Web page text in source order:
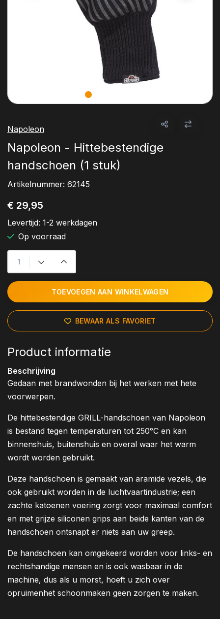
Napoleon
Napoleon - Hittebestendige
handschoen (1 stuk)
Artikelnummer: 62145
€ 29,95
Levertijd: 1-2 werkdagen
Op voorraad
TOEVOEGEN AAN WINKELWAGEN
BEWAAR ALS FAVORIET
Product informatie
Beschrijving
Gedaan met brandwonden bij het werken met hete
voorwerpen.
De hittebestendige GRILL-handschoen van Napoleon
is bestand tegen temperaturen tot 250°C en kan
binnenshuis, buitenshuis en overal waar het warm
wordt worden gebruikt.
Deze handschoen is gemaakt van aramide vezels, die
ook gebruikt worden in de luchtvaartindustrie; een
zachte katoenen voering zorgt voor maximaal comfort
en met grijze siliconen grips aan beide kanten van de
handschoen ontsnapt er niets aan uw greep.
De handschoen kan omgekeerd worden voor links- en
rechtshandige mensen en is ook wasbaar in de
machine, dus als u morst, hoeft u zich over
opruimenhet schoonmaken geen zorgen te maken.